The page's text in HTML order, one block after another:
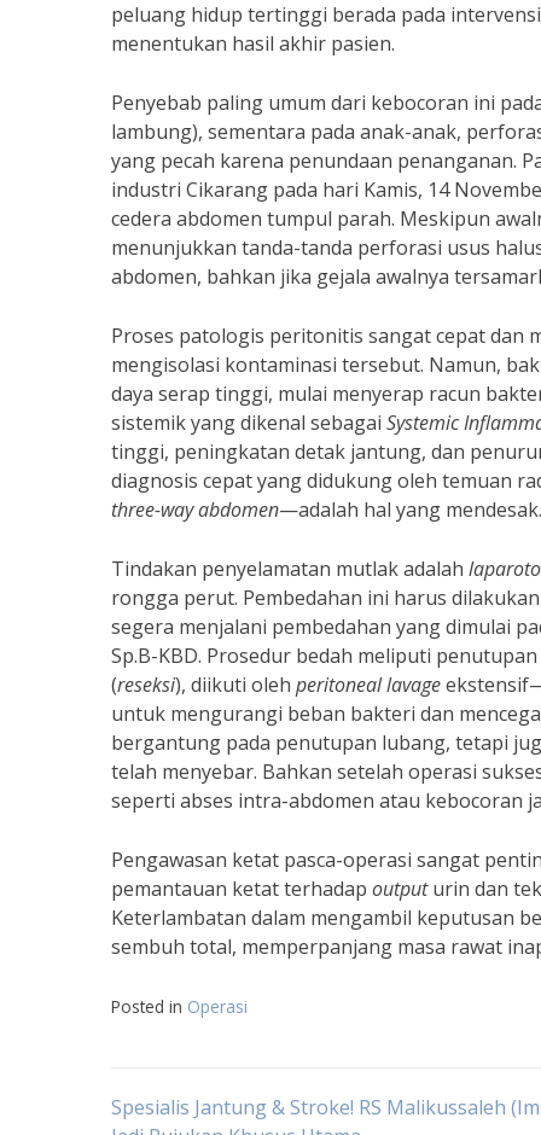
peluang hidup tertinggi berada pada
menentukan hasil akhir pasien.
Penyebab paling umum dari kebocoran ini
lambung), sementara pada anak-anak,
yang pecah karena penundaan penanganan.
industri Cikarang pada hari Kamis, 14
cedera abdomen tumpul parah. Meskipun
menunjukkan tanda-tanda perforasi usus
abdomen, bahkan jika gejala awalnya
Proses patologis peritonitis sangat cepat dan
mengisolasi kontaminasi tersebut. Namun,
daya serap tinggi, mulai menyerap racun
sistemik yang dikenal sebagai Systemic
tinggi, peningkatan detak jantung, dan
diagnosis cepat yang didukung oleh temuan
three-way abdomen—adalah hal yang mendesak.
Tindakan penyelamatan mutlak adalah
rongga perut. Pembedahan ini harus
segera menjalani pembedahan yang dimulai
Sp.B-KBD. Prosedur bedah meliputi
(reseksi), diikuti oleh peritoneal lavage
untuk mengurangi beban bakteri dan
bergantung pada penutupan lubang, tetapi
telah menyebar. Bahkan setelah operasi
seperti abses intra-abdomen atau kebocoran
Pengawasan ketat pasca-operasi sangat
pemantauan ketat terhadap outputurin dan
Keterlambatan dalam mengambil keputusan
sembuh total, memperpanjang masa rawat
Posted in Operasi
Navigasi
Spesialis Jantung & Stroke! RS Malikussaleh